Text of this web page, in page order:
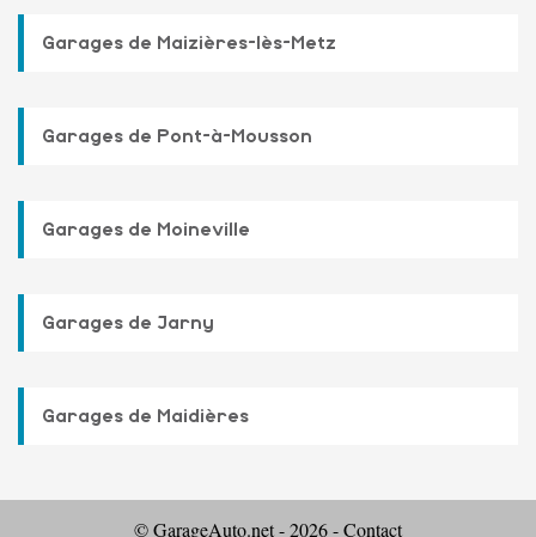
Garages de Maizières-lès-Metz
Garages de Pont-à-Mousson
Garages de Moineville
Garages de Jarny
Garages de Maidières
© GarageAuto.net - 2026 -Contact